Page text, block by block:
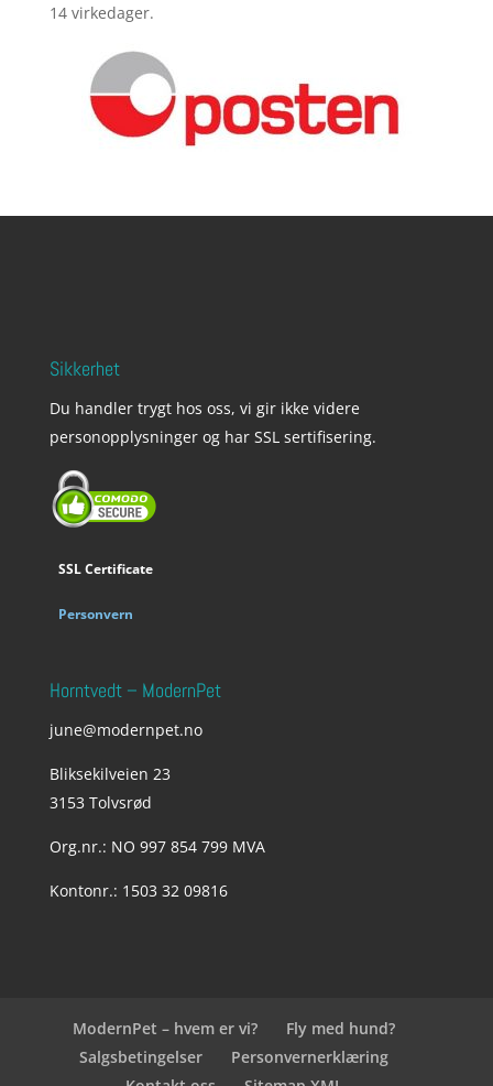
14 virkedager.
Sikkerhet
Du handler trygt hos oss, vi gir ikke videre
personopplysninger og har SSL sertifisering.
SSL Certificate
Personvern
Horntvedt – ModernPet
june@modernpet.no
Bliksekilveien 23
3153 Tolvsrød
Org.nr.: NO 997 854 799 MVA
Kontonr.: 1503 32 09816
ModernPet – hvem er vi?
Fly med hund?
Salgsbetingelser
Personvernerklæring